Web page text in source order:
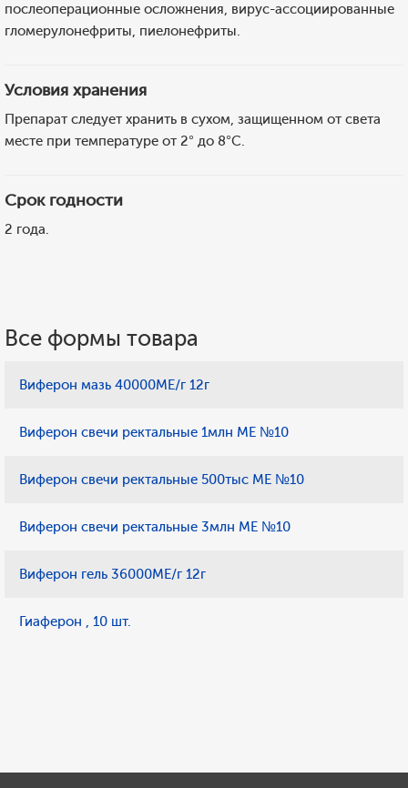
послеоперационные осложнения, вирус-ассоциированные
гломерулонефриты, пиелонефриты.
Условия хранения
Препарат следует хранить в сухом, защищенном от света
месте при температуре от 2° до 8°С.
Срок годности
2 года.
Все формы товара
Виферон мазь 40000МЕ/г 12г
Виферон свечи ректальные 1млн МЕ №10
Виферон свечи ректальные 500тыс МЕ №10
Виферон свечи ректальные 3млн МЕ №10
Виферон гель 36000МЕ/г 12г
Гиаферон , 10 шт.